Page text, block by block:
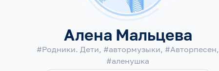
Алена Мальцева
#Родники. Дети, #автормузыки, #Авторпесен,
#аленушка